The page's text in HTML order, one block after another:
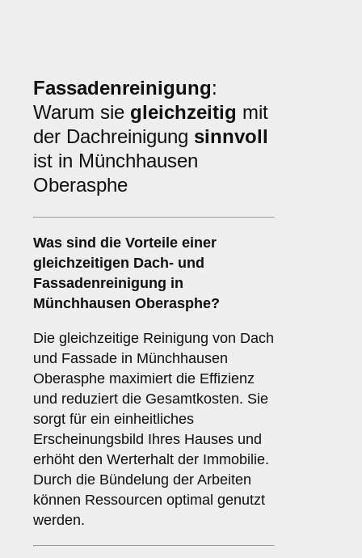
Fassadenreinigung:
Warum sie gleichzeitig mit
der Dachreinigung sinnvoll
ist in Münchhausen
Oberasphe
Was sind die Vorteile einer
gleichzeitigen Dach- und
Fassadenreinigung in
Münchhausen Oberasphe?
Die gleichzeitige Reinigung von Dach
und Fassade in Münchhausen
Oberasphe maximiert die Effizienz
und reduziert die Gesamtkosten. Sie
sorgt für ein einheitliches
Erscheinungsbild Ihres Hauses und
erhöht den Werterhalt der Immobilie.
Durch die Bündelung der Arbeiten
können Ressourcen optimal genutzt
werden.